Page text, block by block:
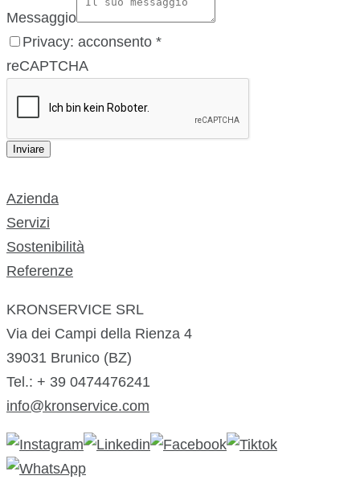
Messaggio
Privacy: acconsento *
reCAPTCHA
Inviare
Azienda
Servizi
Sostenibilità
Referenze
KRONSERVICE SRL
Via dei Campi della Rienza 4
39031 Brunico (BZ)
Tel.: + 39 0474476241
info@kronservice.com